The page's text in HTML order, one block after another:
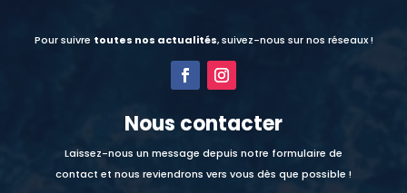
Pour suivre toutes nos actualités, suivez-nous sur nos réseaux !
Nous contacter
Laissez-nous un message depuis notre formulaire de
contact et nous reviendrons vers vous dès que possible !